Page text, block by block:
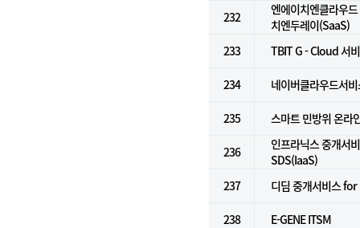
232
엔에이치엔클라우
치엔두레이(SaaS)
233
TBIT G - Cloud 서
234 네이버클라우드서
235 스마트 민방위 온라
236
인프라닉스 중개서
SDS(IaaS)
237
디딤 중개서비스
238 E-GENE ITSM